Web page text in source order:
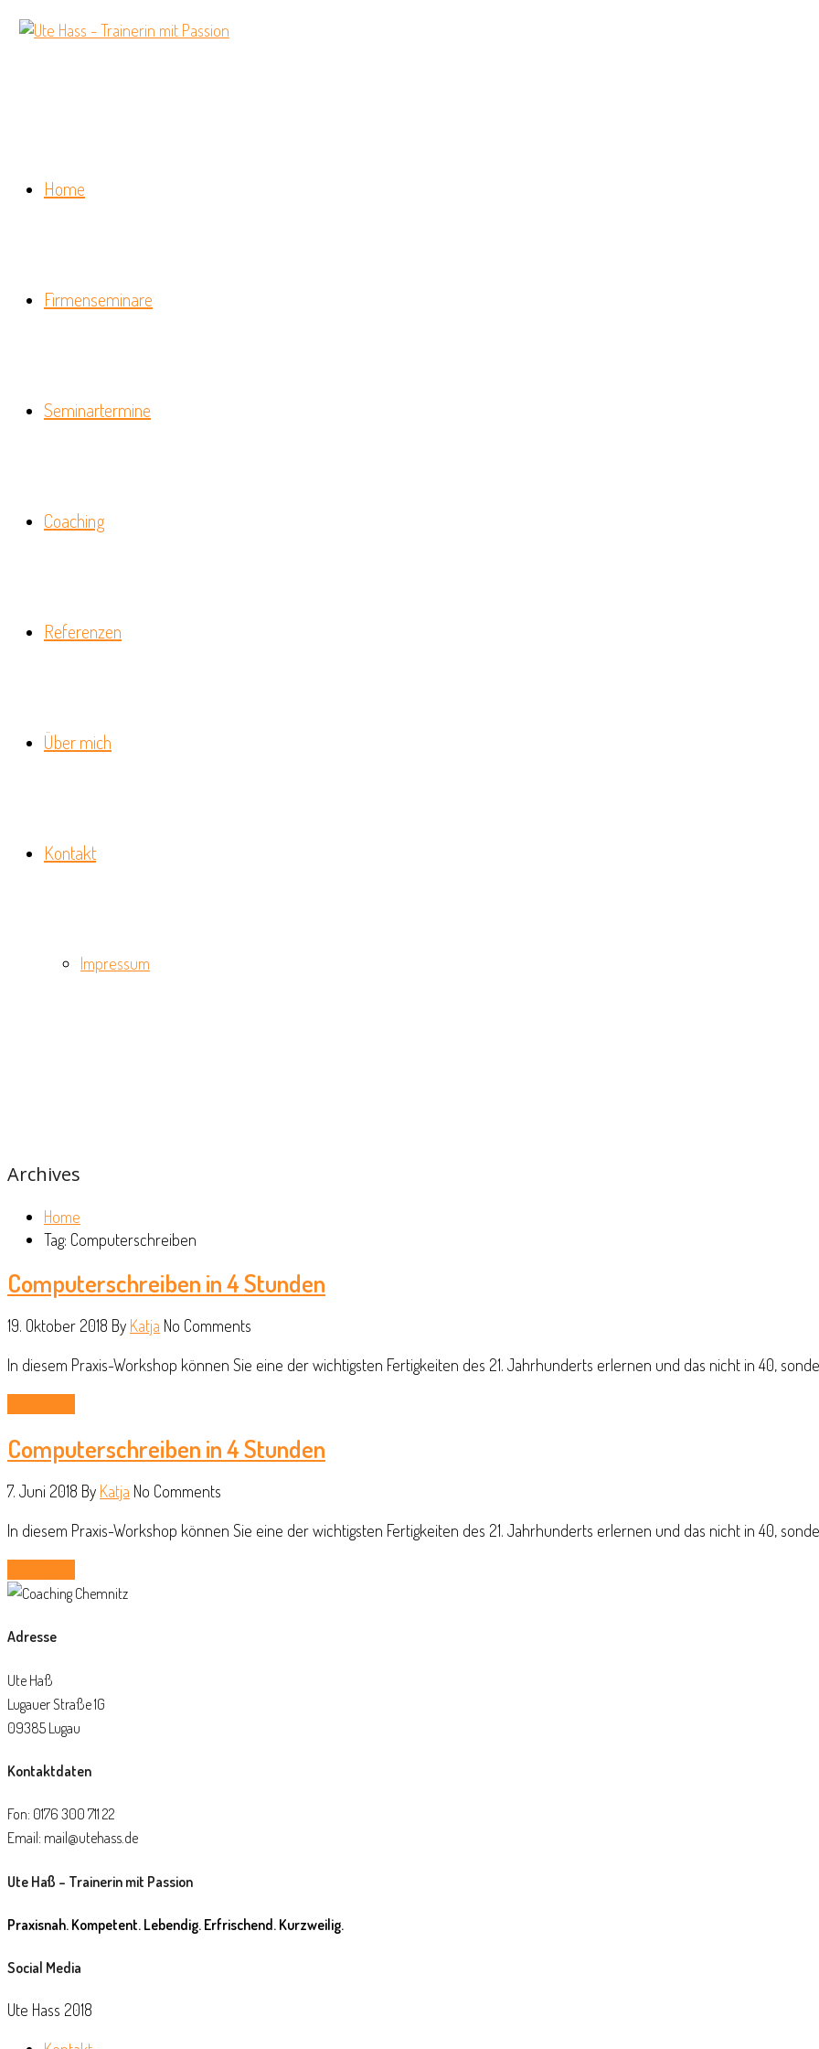
Home
Firmenseminare
Seminartermine
Coaching
Referenzen
Über mich
Kontakt
Impressum
Archives
Home
Tag: Computerschreiben
Computerschreiben in 4 Stunden
19. Oktober 2018 By Katja No Comments
In diesem Praxis-Workshop können Sie eine der wichtigsten Fertigkeiten des 21. Jahrhunderts erlernen und das nicht in 40,
Computerschreiben in 4 Stunden
7. Juni 2018 By Katja No Comments
In diesem Praxis-Workshop können Sie eine der wichtigsten Fertigkeiten des 21. Jahrhunderts erlernen und das nicht in 40,
Adresse
Ute Haß
Lugauer Straße 1G
09385 Lugau
Kontaktdaten
Fon: 0176 300 711 22
Email: mail@utehass.de
Ute Haß – Trainerin mit Passion
Praxisnah. Kompetent. Lebendig. Erfrischend. Kurzweilig.
Social Media
Ute Hass 2018